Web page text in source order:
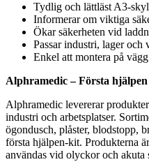
Tydlig och lättläst A3-
Informerar om viktiga
Ökar säkerheten vid
Passar industri, lager och
Enkel att montera på
Alphramedic – Första
Alphramedic levererar
industri och arbetsplatser.
ögondusch, plåster, blodstopp,
första hjälpen-kit. Produkterna
användas vid olyckor och akuta